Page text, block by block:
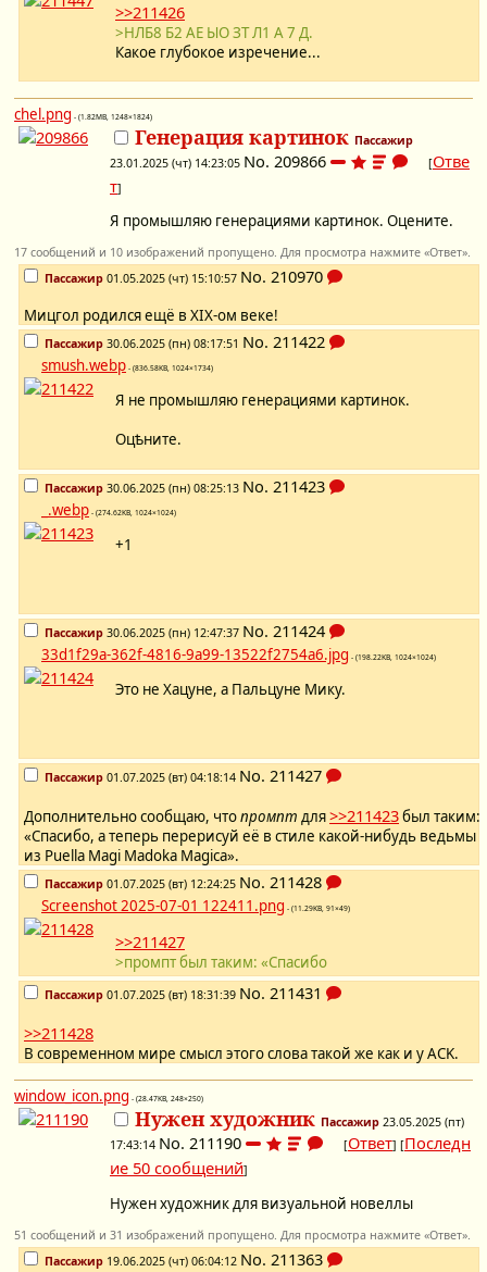
>>211426
>НЛБ8 Б2 АЕ ЫО ЗТ Л1 А 7 Д.
Какое глубокое изречение...
chel.png - (1.82MB, 1248×1824)
Генерация картинок Пассажир
23.01.2025 (чт) 14:23:05 No. 209866 [Отве
т]
Я промышляю генерациями картинок. Оцените.
17 сообщений и 10 изображений пропущено. Для просмотра нажмите «Ответ».
Пассажир 01.05.2025 (чт) 15:10:57 No. 210970
Мицгол родился ещё в XIX-ом веке!
Пассажир 30.06.2025 (пн) 08:17:51 No. 211422
smush.webp - (836.58KB, 1024×1734)
Я не промышляю генерациями картинок.
Оцѣните.
Пассажир 30.06.2025 (пн) 08:25:13 No. 211423
_.webp - (274.62KB, 1024×1024)
+1
Пассажир 30.06.2025 (пн) 12:47:37 No. 211424
33d1f29a-362f-4816-9a99-13522f2754a6.jpg - (198.22KB, 1024×1024)
Это не Хацуне, а Пальцуне Мику.
Пассажир 01.07.2025 (вт) 04:18:14 No. 211427
Дополнительно сообщаю, чтопромпт для>>211423был таким:
«Спасибо, а теперь перерисуй её в стиле какой-нибудь ведьмы
из Puella Magi Madoka Magica».
Пассажир 01.07.2025 (вт) 12:24:25 No. 211428
Screenshot 2025-07-01 122411.png - (11.29KB, 91×49)
>>211427
>промпт был таким: «Спасибо
Пассажир 01.07.2025 (вт) 18:31:39 No. 211431
>>211428
В современном мире смысл этого слова такой же как и у ACK.
window_icon.png - (28.47KB, 248×250)
Нужен художник Пассажир 23.05.2025 (пт)
17:43:14 No. 211190 [Ответ] [Последн
ие 50 сообщений]
Нужен художник для визуальной новеллы
51 сообщений и 31 изображений пропущено. Для просмотра нажмите «Ответ».
Пассажир 19.06.2025 (чт) 06:04:12 No. 211363